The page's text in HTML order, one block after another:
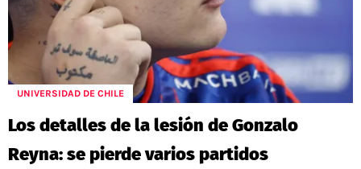
UNIVERSIDAD DE CHILE
Los detalles de la lesión de Gonzalo
Reyna: se pierde varios partidos